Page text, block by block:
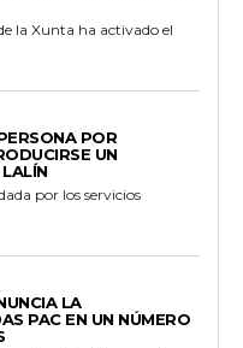
la Xunta ha activado el
POR
UN
por los servicios
LA
PAC EN UN NÚMERO